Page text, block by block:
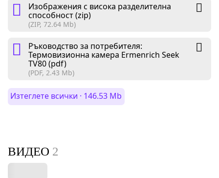
Изображения с висока разделителна
способност (zip)
(ZIP, 72.64 Mb)
Ръководство за потребителя:
Термовизионна камера Ermenrich Seek
TV80 (pdf)
(PDF, 2.43 Mb)
Изтеглете всички · 146.53 Mb
ВИДЕО 2